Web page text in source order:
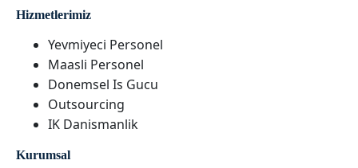
Hizmetlerimiz
Yevmiyeci Personel
Maasli Personel
Donemsel Is Gucu
Outsourcing
IK Danismanlik
Kurumsal